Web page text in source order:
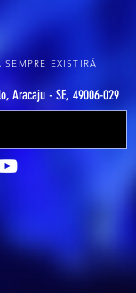
EXISTIRÁ
Aracaju - SE, 49006-029